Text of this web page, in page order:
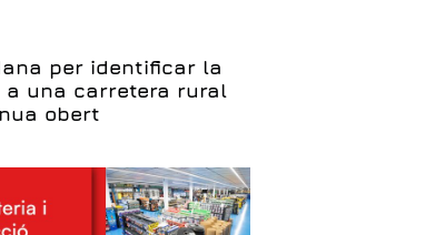
per identificar la
a una carretera rural
obert